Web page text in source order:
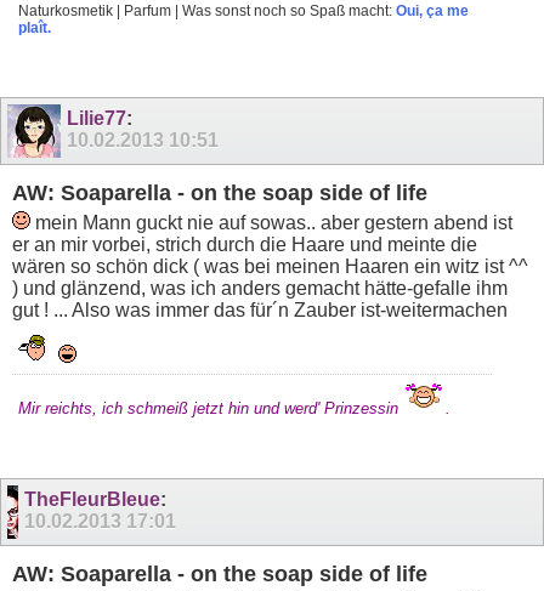
Naturkosmetik | Parfum | Was sonst noch so Spaß macht: Oui, ça me
plaît.
Lilie77:
10.02.2013 10:51
AW: Soaparella - on the soap side of life
mein Mann guckt nie auf sowas.. aber gestern abend ist
er an mir vorbei, strich durch die Haare und meinte die
wären so schön dick ( was bei meinen Haaren ein witz ist ^^
) und glänzend, was ich anders gemacht hätte-gefalle ihm
gut ! ... Also was immer das für´n Zauber ist-weitermachen
Mir reichts, ich schmeiß jetzt hin und werd' Prinzessin
TheFleurBleue:
10.02.2013 17:01
AW: Soaparella - on the soap side of life